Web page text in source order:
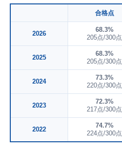
合格点
2026
68.3%
205点/300点
2025
68.3%
205点/300点
2024
73.3%
220点/300点
2023
72.3%
217点/300点
2022
74.7%
224点/300点